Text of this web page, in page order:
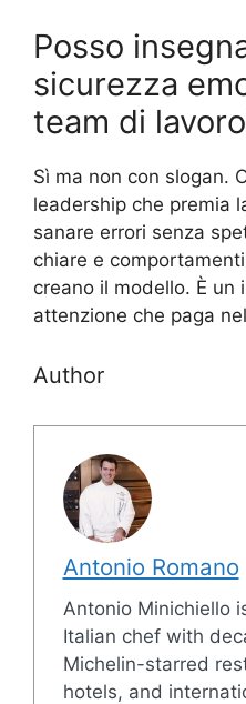
Posso
sicurezza
team di
Sì ma non con slogan.
leadership che premia
sanare errori senza
chiare e
creano il modello. È
attenzione che paga
Author
Antonio Romano
Antonio Minichiello
Italian chef with
Michelin-starred
hotels, and